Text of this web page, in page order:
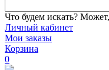
Что будем искать? Может,
Личный кабинет
Мои заказы
Корзина
0